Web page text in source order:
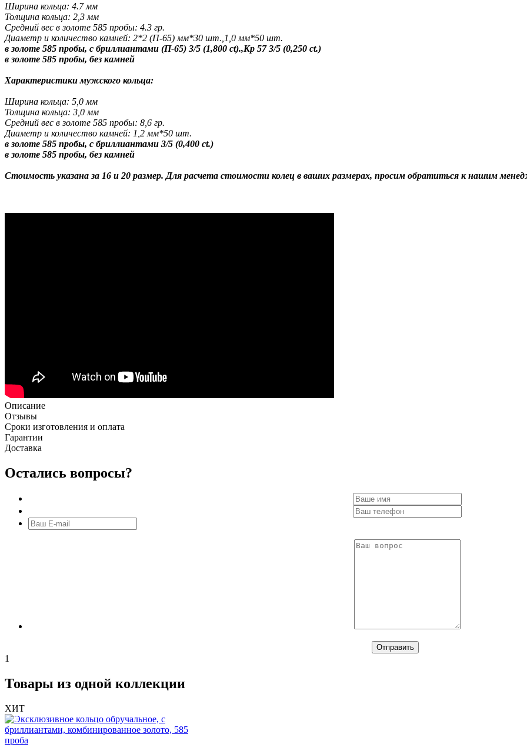
Ширина кольца: 4.7 мм
Толщина кольца: 2,3 мм
Средний вес в золоте 585 пробы: 4.3 гр.
Диаметр и количество камней: 2*2 (П-65) мм*30 шт.,1,0 мм*50 шт.
в золоте 585 пробы, с бриллиантами (П-65) 3/5 (1,800 ct).,Кр 57 3/5 (0,250 ct.)
в золоте 585 пробы, без камней
Характеристики мужского кольца:
Ширина кольца: 5,0 мм
Толщина кольца: 3,0 мм
Средний вес в золоте 585 пробы: 8,6 гр.
Диаметр и количество камней: 1,2 мм*50 шт.
в золоте 585 пробы, с бриллиантами 3/5 (0,400 ct.)
в золоте 585 пробы, без камней
Стоимость указана за 16 и 20 размер. Для расчета стоимости колец в ваших размерах, просим обратиться к нашим
Описание
Отзывы
Сроки изготовления и оплата
Гарантии
Доставка
Остались вопросы?
1
Товары из одной коллекции
ХИТ